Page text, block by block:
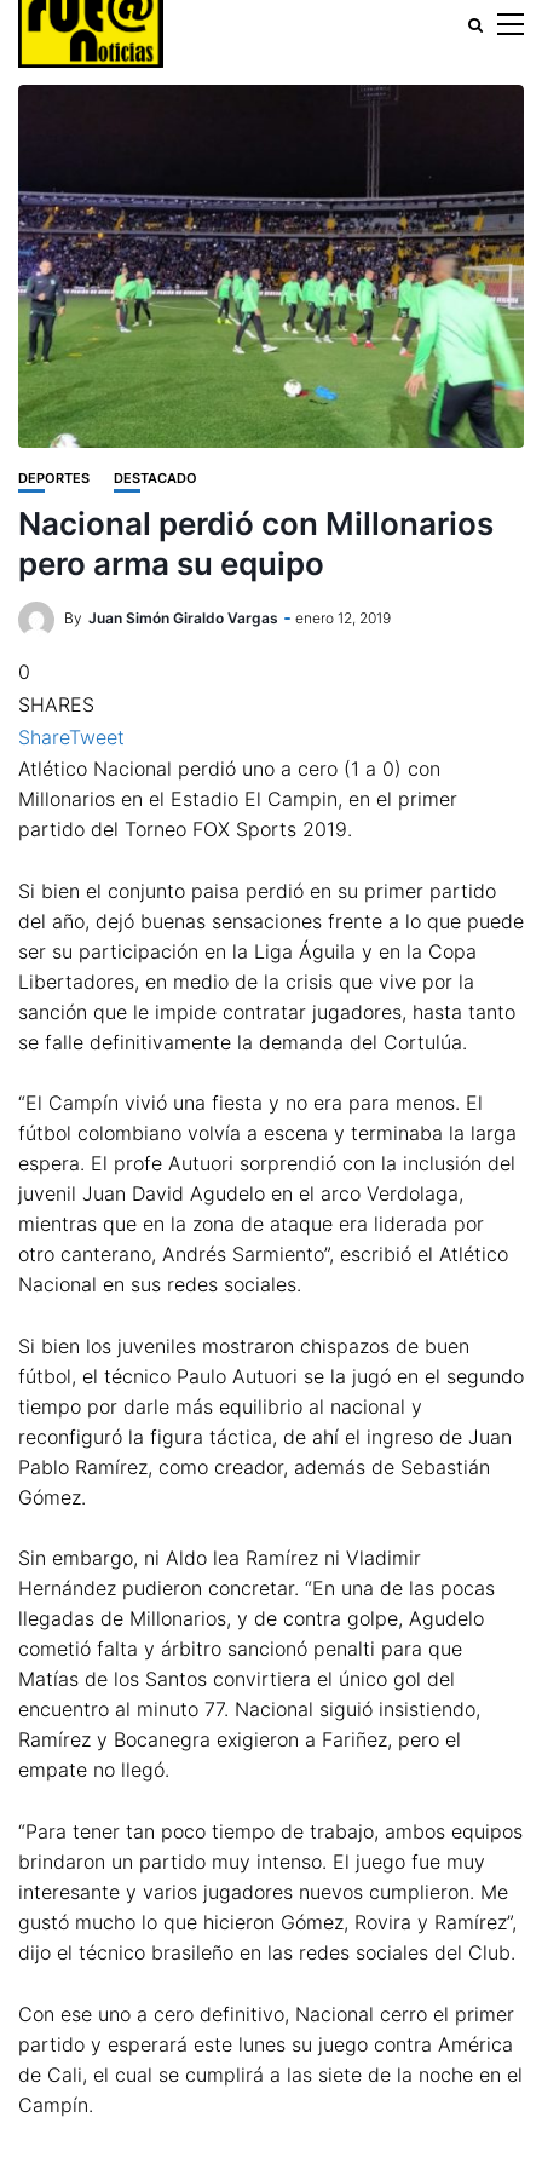
DEPORTES DESTACADO
Nacional perdió con Millonarios
pero arma su equipo
By Juan Simón Giraldo Vargas enero 12, 2019
0
SHARES
ShareTweet
Atlético Nacional perdió uno a cero (1 a 0) con
Millonarios en el Estadio El Campin, en el primer
partido del Torneo FOX Sports 2019.
Si bien el conjunto paisa perdió en su primer partido
del año, dejó buenas sensaciones frente a lo que puede
ser su participación en la Liga Águila y en la Copa
Libertadores, en medio de la crisis que vive por la
sanción que le impide contratar jugadores, hasta tanto
se falle definitivamente la demanda del Cortulúa.
“El Campín vivió una fiesta y no era para menos. El
fútbol colombiano volvía a escena y terminaba la larga
espera. El profe Autuori sorprendió con la inclusión del
juvenil Juan David Agudelo en el arco Verdolaga,
mientras que en la zona de ataque era liderada por
otro canterano, Andrés Sarmiento”, escribió el Atlético
Nacional en sus redes sociales.
Si bien los juveniles mostraron chispazos de buen
fútbol, el técnico Paulo Autuori se la jugó en el segundo
tiempo por darle más equilibrio al nacional y
reconfiguró la figura táctica, de ahí el ingreso de Juan
Pablo Ramírez, como creador, además de Sebastián
Gómez.
Sin embargo, ni Aldo lea Ramírez ni Vladimir
Hernández pudieron concretar. “En una de las pocas
llegadas de Millonarios, y de contra golpe, Agudelo
cometió falta y árbitro sancionó penalti para que
Matías de los Santos convirtiera el único gol del
encuentro al minuto 77. Nacional siguió insistiendo,
Ramírez y Bocanegra exigieron a Fariñez, pero el
empate no llegó.
“Para tener tan poco tiempo de trabajo, ambos equipos
brindaron un partido muy intenso. El juego fue muy
interesante y varios jugadores nuevos cumplieron. Me
gustó mucho lo que hicieron Gómez, Rovira y Ramírez”,
dijo el técnico brasileño en las redes sociales del Club.
Con ese uno a cero definitivo, Nacional cerro el primer
partido y esperará este lunes su juego contra América
de Cali, el cual se cumplirá a las siete de la noche en el
Campín.